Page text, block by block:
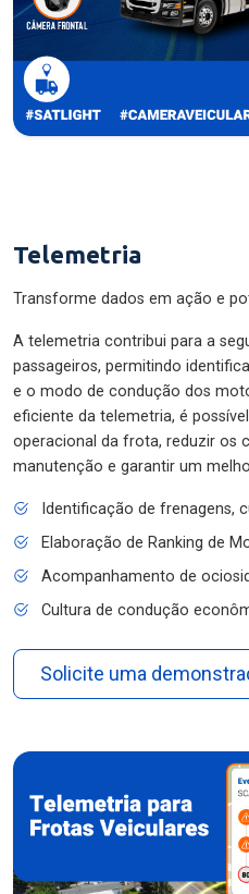
Telemetria
Transforme dados em ação e
A telemetria contribui para a
passageiros, permitindo
e o modo de condução dos
eficiente da telemetria, é
operacional da frota, reduzir os
manutenção e garantir um
Identificação de frenagens,
Elaboração de Ranking de
Acompanhamento de
Cultura de condução
Solicite uma